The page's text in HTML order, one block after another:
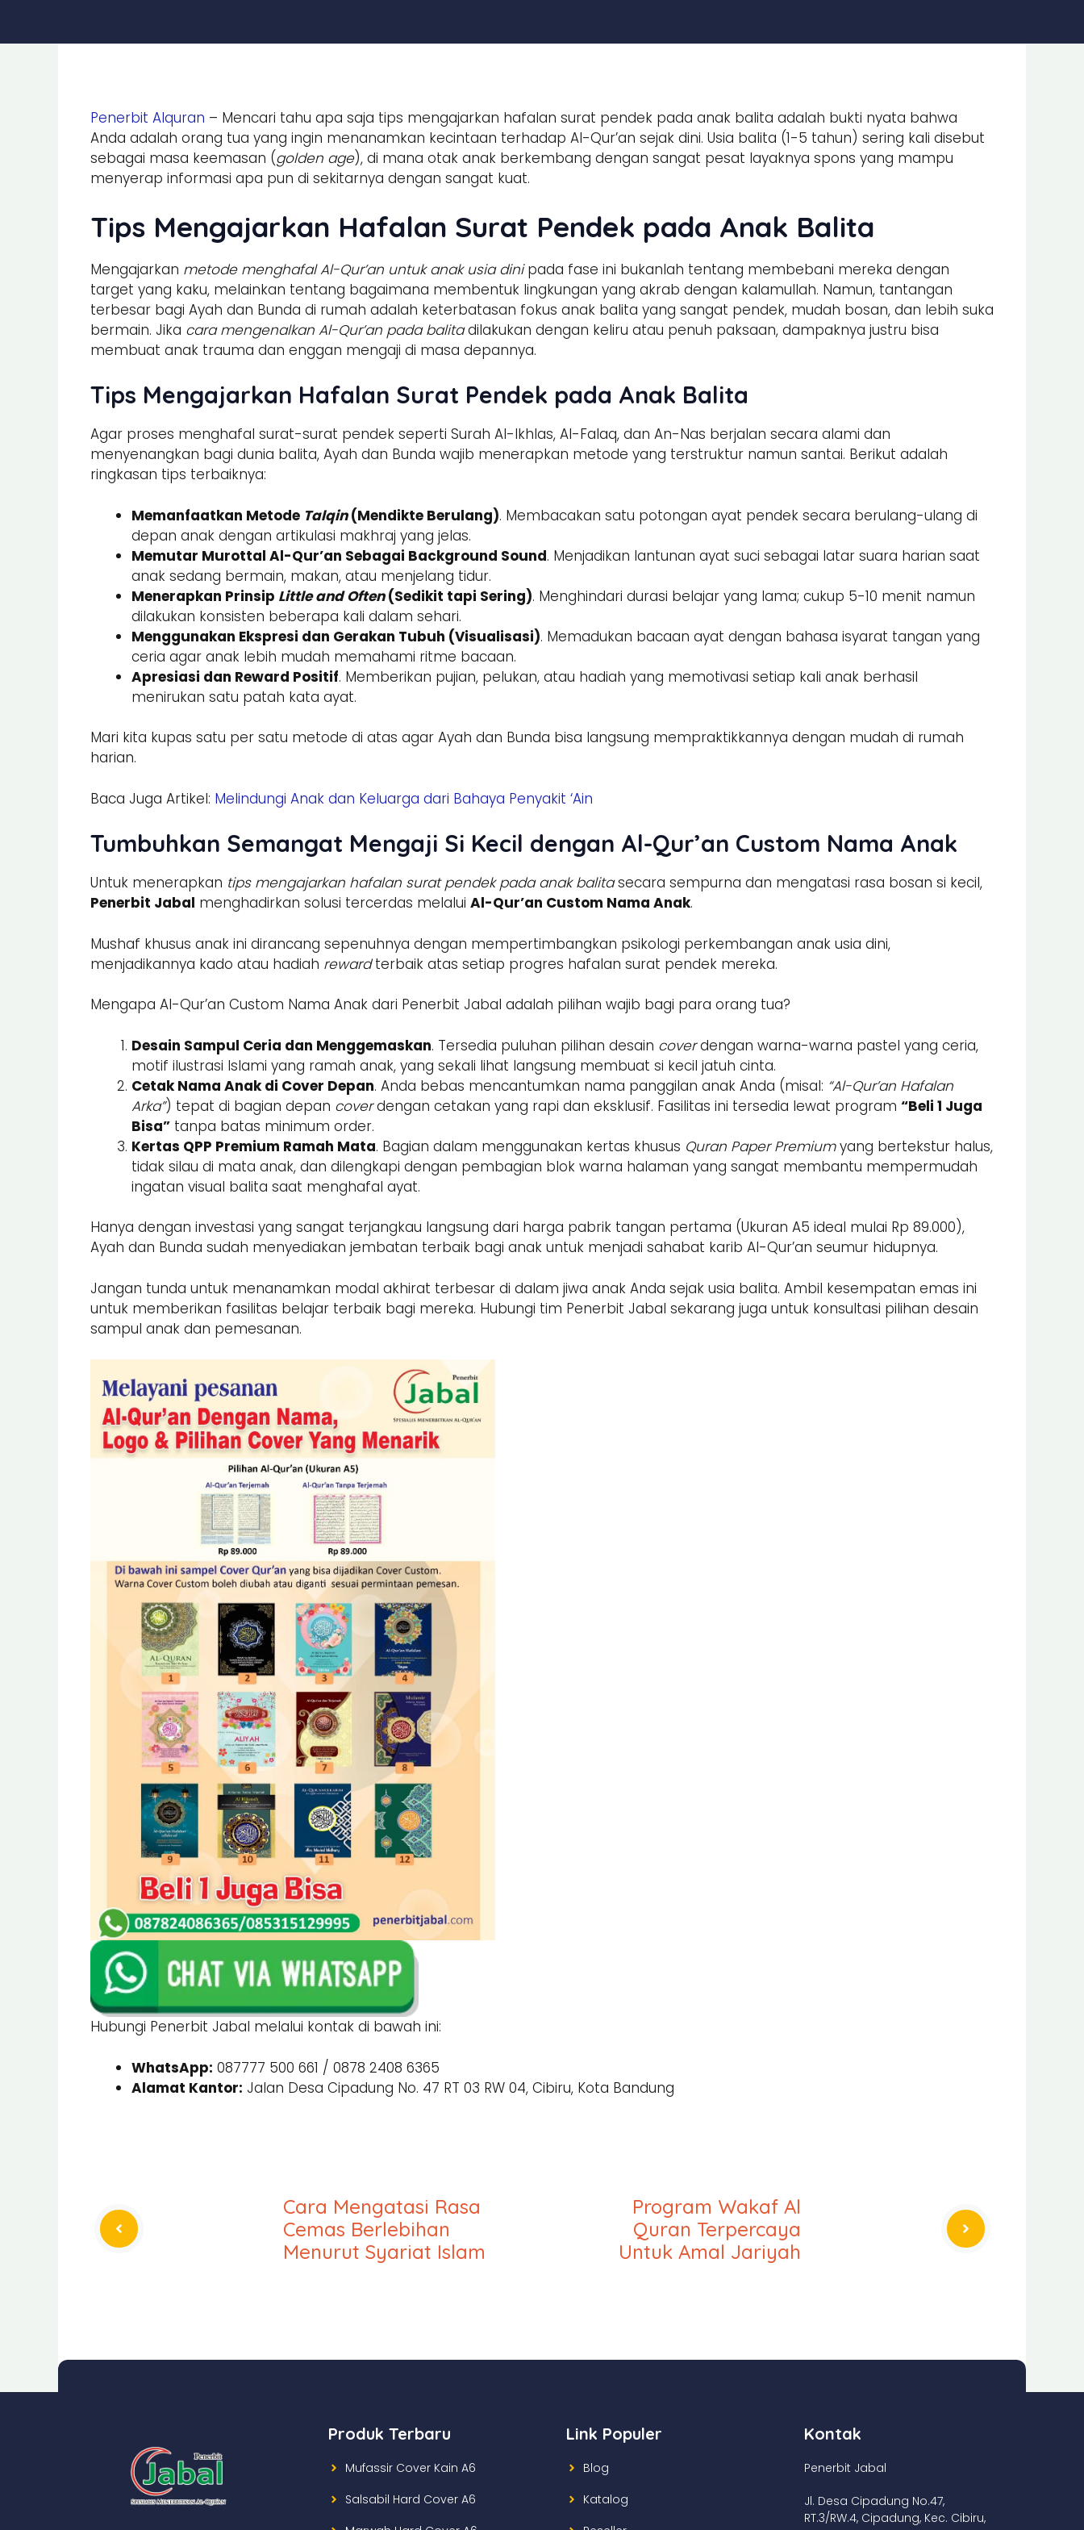
Penerbit Alquran – Mencari tahu apa saja tips mengajarkan hafalan surat pendek pada anak balita adalah bukti nyata bahwa
Anda adalah orang tua yang ingin menanamkan kecintaan terhadap Al-Qur’an sejak dini. Usia balita (1-5 tahun) sering kali disebut
sebagai masa keemasan (golden age), di mana otak anak berkembang dengan sangat pesat layaknya spons yang mampu
menyerap informasi apa pun di sekitarnya dengan sangat kuat.
Tips Mengajarkan Hafalan Surat Pendek pada Anak Balita
Mengajarkan metode menghafal Al-Qur’an untuk anak usia dinipada fase ini bukanlah tentang membebani mereka dengan
target yang kaku, melainkan tentang bagaimana membentuk lingkungan yang akrab dengan kalamullah. Namun, tantangan
terbesar bagi Ayah dan Bunda di rumah adalah keterbatasan fokus anak balita yang sangat pendek, mudah bosan, dan lebih suka
bermain. Jika cara mengenalkan Al-Qur’an pada balitadilakukan dengan keliru atau penuh paksaan, dampaknya justru bisa
membuat anak trauma dan enggan mengaji di masa depannya.
Tips Mengajarkan Hafalan Surat Pendek pada Anak Balita
Agar proses menghafal surat-surat pendek seperti Surah Al-Ikhlas, Al-Falaq, dan An-Nas berjalan secara alami dan
menyenangkan bagi dunia balita, Ayah dan Bunda wajib menerapkan metode yang terstruktur namun santai. Berikut adalah
ringkasan tips terbaiknya:
Memanfaatkan Metode Talqin(Mendikte Berulang). Membacakan satu potongan ayat pendek secara berulang-ulang di
depan anak dengan artikulasi makhraj yang jelas.
Memutar Murottal Al-Qur’an Sebagai Background Sound. Menjadikan lantunan ayat suci sebagai latar suara harian saat
anak sedang bermain, makan, atau menjelang tidur.
Menerapkan Prinsip Little and Often(Sedikit tapi Sering). Menghindari durasi belajar yang lama; cukup 5-10 menit namun
dilakukan konsisten beberapa kali dalam sehari.
Menggunakan Ekspresi dan Gerakan Tubuh (Visualisasi). Memadukan bacaan ayat dengan bahasa isyarat tangan yang
ceria agar anak lebih mudah memahami ritme bacaan.
Apresiasi dan Reward Positif. Memberikan pujian, pelukan, atau hadiah yang memotivasi setiap kali anak berhasil
menirukan satu patah kata ayat.
Mari kita kupas satu per satu metode di atas agar Ayah dan Bunda bisa langsung mempraktikkannya dengan mudah di rumah
harian.
Baca Juga Artikel: Melindungi Anak dan Keluarga dari Bahaya Penyakit ‘Ain
Tumbuhkan Semangat Mengaji Si Kecil dengan Al-Qur’an Custom Nama Anak
Untuk menerapkan tips mengajarkan hafalan surat pendek pada anak balitasecara sempurna dan mengatasi rasa bosan si kecil,
Penerbit Jabal menghadirkan solusi tercerdas melalui Al-Qur’an Custom Nama Anak.
Mushaf khusus anak ini dirancang sepenuhnya dengan mempertimbangkan psikologi perkembangan anak usia dini,
menjadikannya kado atau hadiah rewardterbaik atas setiap progres hafalan surat pendek mereka.
Mengapa Al-Qur’an Custom Nama Anak dari Penerbit Jabal adalah pilihan wajib bagi para orang tua?
Desain Sampul Ceria dan Menggemaskan. Tersedia puluhan pilihan desain coverdengan warna-warna pastel yang ceria,
motif ilustrasi Islami yang ramah anak, yang sekali lihat langsung membuat si kecil jatuh cinta.
Cetak Nama Anak di Cover Depan. Anda bebas mencantumkan nama panggilan anak Anda (misal: “Al-Qur’an Hafalan
Arka”) tepat di bagian depan coverdengan cetakan yang rapi dan eksklusif. Fasilitas ini tersedia lewat program “Beli 1 Juga
Bisa” tanpa batas minimum order.
Kertas QPP Premium Ramah Mata. Bagian dalam menggunakan kertas khusus Quran Paper Premiumyang bertekstur halus,
tidak silau di mata anak, dan dilengkapi dengan pembagian blok warna halaman yang sangat membantu mempermudah
ingatan visual balita saat menghafal ayat.
Hanya dengan investasi yang sangat terjangkau langsung dari harga pabrik tangan pertama (Ukuran A5 ideal mulai Rp 89.000),
Ayah dan Bunda sudah menyediakan jembatan terbaik bagi anak untuk menjadi sahabat karib Al-Qur’an seumur hidupnya.
Jangan tunda untuk menanamkan modal akhirat terbesar di dalam jiwa anak Anda sejak usia balita. Ambil kesempatan emas ini
untuk memberikan fasilitas belajar terbaik bagi mereka. Hubungi tim Penerbit Jabal sekarang juga untuk konsultasi pilihan desain
sampul anak dan pemesanan.
Hubungi Penerbit Jabal melalui kontak di bawah ini:
WhatsApp: 087777 500 661 / 0878 2408 6365
Alamat Kantor: Jalan Desa Cipadung No. 47 RT 03 RW 04, Cibiru, Kota Bandung
Cara Mengatasi Rasa
Cemas Berlebihan
Menurut Syariat Islam
Program Wakaf Al
Quran Terpercaya
Untuk Amal Jariyah
Produk Terbaru
Mufassir Cover Kain A6
Salsabil Hard Cover A6
Link Populer
Blog
Katalog
Kontak
Penerbit Jabal
Jl. Desa Cipadung No.47,
RT.3/RW.4, Cipadung, Kec. Cibiru,